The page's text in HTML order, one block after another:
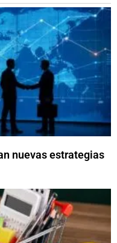
nuevas estrategias